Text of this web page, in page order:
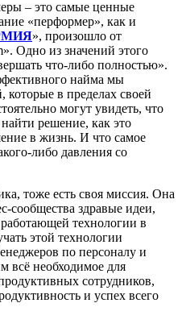
– это самые ценные
«перформер», как и
», произошло от
Одно из значений этого
что-либо полностью».
найма мы
в пределах своей
могут увидеть, что
решение, как это
в жизнь. И что самое
либо давления со
тоже есть своя миссия. Она
сообщества здравые идеи,
технологии в
этой технологии
по персоналу и
всё необходимое для
сотрудников,
и успех всего